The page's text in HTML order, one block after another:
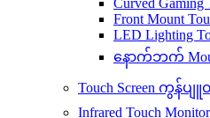
Curved Gaming
Front Mount
LED Lighting
နောက်ဘက်
Touch Screen ကွန်ပျူ
Infrared Touch Monitor